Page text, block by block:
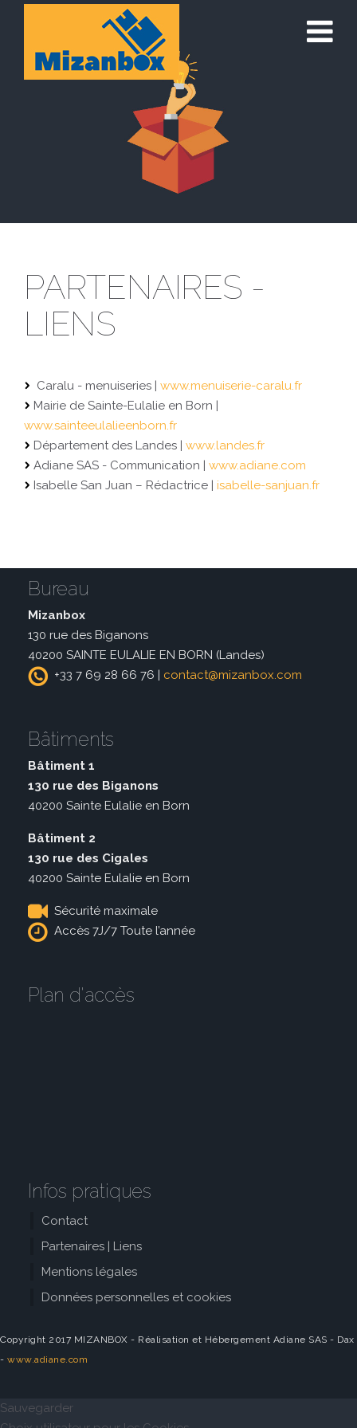
PARTENAIRES -
LIENS
Caralu - menuiseries | www.menuiserie-caralu.fr
Mairie de Sainte-Eulalie en Born |
www.sainteeulalieenborn.fr
Département des Landes | www.landes.fr
Adiane SAS - Communication | www.adiane.com
Isabelle San Juan – Rédactrice | isabelle-sanjuan.fr
Bureau
Mizanbox
130 rue des Biganons
40200 SAINTE EULALIE EN BORN (Landes)
+33 7 69 28 66 76 | contact@mizanbox.com
Bâtiments
Bâtiment 1
130 rue des Biganons
40200 Sainte Eulalie en Born
Bâtiment 2
130 rue des Cigales
40200 Sainte Eulalie en Born
Sécurité maximale
Accès 7J/7 Toute l’année
Plan d'accès
Infos pratiques
Contact
Partenaires | Liens
Mentions légales
Données personnelles et cookies
Copyright 2017 MIZANBOX - Réalisation et Hébergement Adiane SAS - Dax
- www.adiane.com
Sauvegarder